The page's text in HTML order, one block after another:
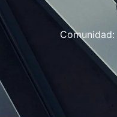
Comunidad: